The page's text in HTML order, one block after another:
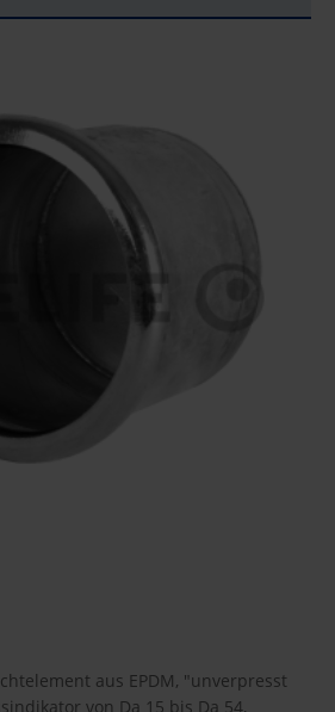
aus EPDM, "unverpresst
von Da 15 bis Da 54,